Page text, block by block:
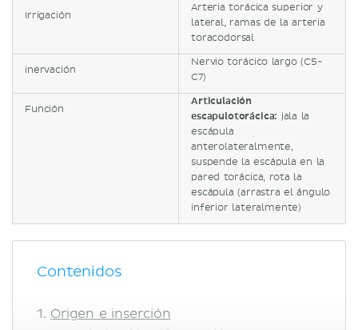
Irrigación
Arteria torácica superior y
lateral, ramas de la arteria
toracodorsal
inervación
Nervio torácico largo (C5-
C7)
Función
Articulación
escapulotorácica: jala la
escápula
anterolateralmente,
suspende la escápula en la
pared torácica, rota la
escápula (arrastra el ángulo
inferior lateralmente)
Contenidos
Origen e inserción